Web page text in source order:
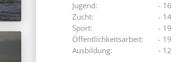
Jugend:
Zucht:
Sport:
Öffentlichkeitsarbeit:
Ausbildung:
- 16
- 14
- 19
- 19
- 12